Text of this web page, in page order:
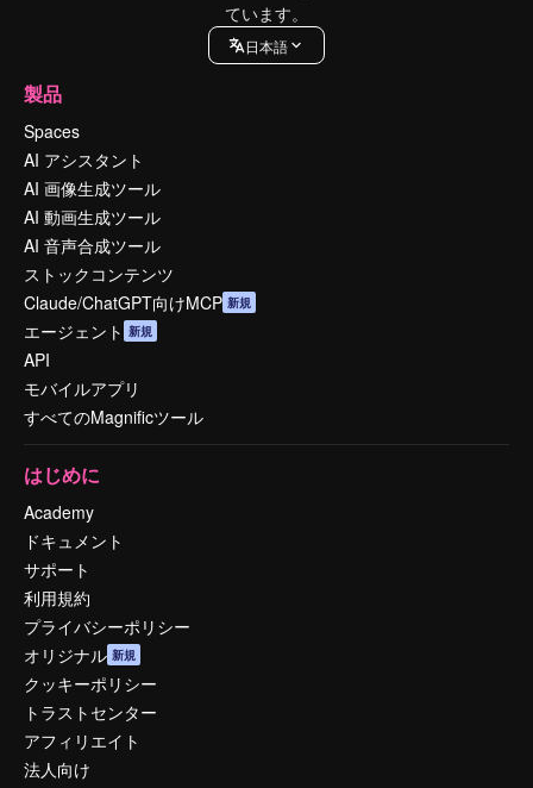
ています。
日本語
製品
Spaces
AI アシスタント
AI 画像生成ツール
AI 動画生成ツール
AI 音声合成ツール
ストックコンテンツ
Claude/ChatGPT向けMCP 新規
エージェント 新規
API
モバイルアプリ
すべてのMagnificツール
はじめに
Academy
ドキュメント
サポート
利用規約
プライバシーポリシー
オリジナル 新規
クッキーポリシー
トラストセンター
アフィリエイト
法人向け